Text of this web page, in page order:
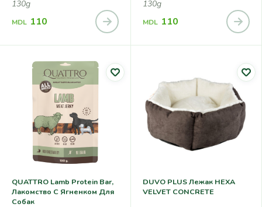
130g
MDL 110
130g
MDL 110
QUATTRO Lamb Protein Bar,
Лакомство С Ягненком Для
Собак
DUVO PLUS Лежак HEXA
VELVET CONCRETE